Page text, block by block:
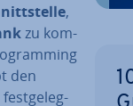
,
zu kom­
den
fest­ge­leg­